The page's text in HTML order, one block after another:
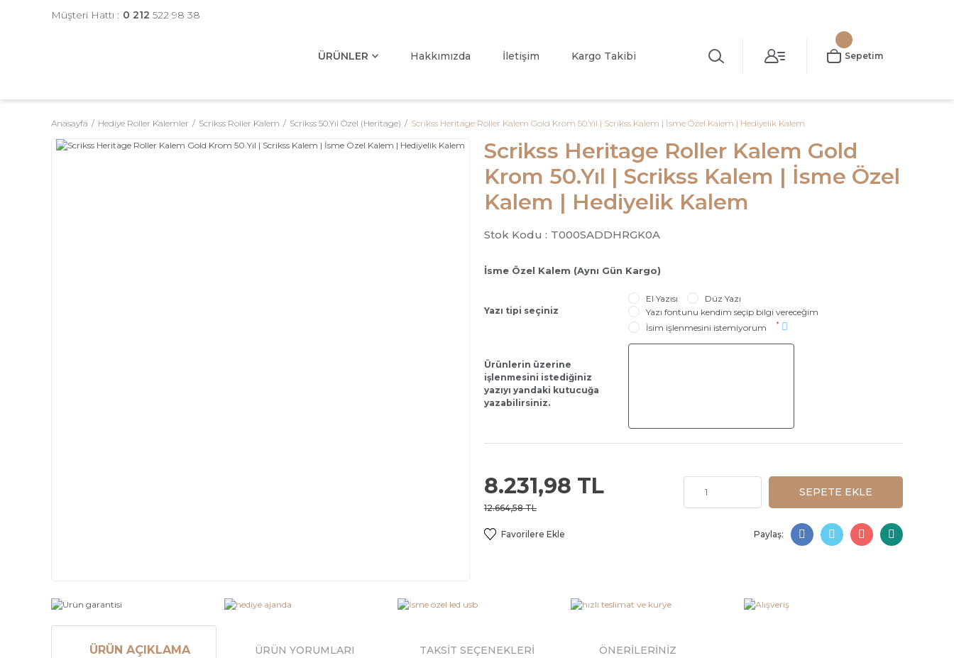
Müşteri Hattı : 0 212 522 98 38
ÜRÜNLER Hakkımızda İletişim Kargo Takibi Sepetim
Anasayfa Hediye Roller Kalemler Scrikss Roller Kalem Scrikss 50.Yıl Özel (Heritage) Scrikss Heritage Roller Kalem Gold Krom 50.Yıl | Scrikss Kalem | İsme Özel Kalem | Hediyelik Kalem
Scrikss Heritage Roller Kalem Gold
Krom 50.Yıl | Scrikss Kalem | İsme Özel
Kalem | Hediyelik Kalem
Stok Kodu : T000SADDHRGK0A
İsme Özel Kalem (Aynı Gün Kargo)
Yazı tipi seçiniz
El Yazısı
Düz Yazı
Yazı fontunu kendim seçip bilgi vereceğim
İsim işlenmesini istemiyorum
*
Ürünlerin üzerine
işlenmesini istediğiniz
yazıyı yandaki kutucuğa
yazabilirsiniz.
8.231,98 TL
12.664,58 TL
SEPETE EKLE
Paylaş:
ÜRÜN AÇIKLAMA ÜRÜN YORUMLARI TAKSİT SEÇENEKLERİ ÖNERİLERİNİZ